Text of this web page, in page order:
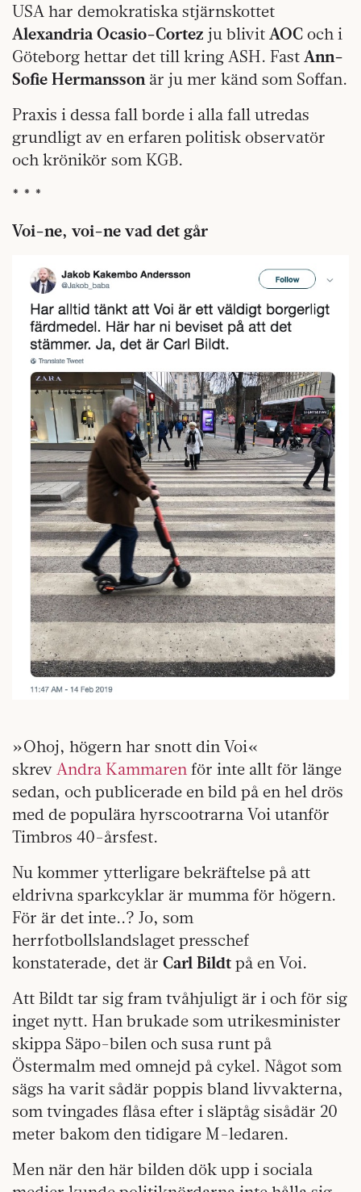
USA har demokratiska stjärnskottet
Alexandria Ocasio-Cortez ju blivit AOC och i
Göteborg hettar det till kring ASH. Fast Ann-
Sofie Hermanssonär ju mer känd som Soffan.
Praxis i dessa fall borde i alla fall utredas
grundligt av en erfaren politisk observatör
och krönikör som KGB.
* * *
Voi-ne, voi-ne vad det går
»Ohoj, högern har snott din Voi«
skrev Andra Kammarenför inte allt för länge
sedan, och publicerade en bild på en hel drös
med de populära hyrscootrarna Voi utanför
Timbros 40-årsfest.
Nu kommer ytterligare bekräftelse på att
eldrivna sparkcyklar är mumma för högern.
För är det inte..? Jo, som
herrfotbollslandslaget presschef
konstaterade, det är Carl Bildt på en Voi.
Att Bildt tar sig fram tvåhjuligt är i och för sig
inget nytt. Han brukade som utrikesminister
skippa Säpo-bilen och susa runt på
Östermalm med omnejd på cykel. Något som
sägs ha varit sådär poppis bland livvakterna,
som tvingades flåsa efter i släptåg sisådär 20
meter bakom den tidigare M-ledaren.
Men när den här bilden dök upp i sociala